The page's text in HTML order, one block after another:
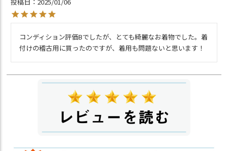
コンディション評価Bでしたが、とても綺麗なお着物でした。着
付けの稽古用に買ったのですが、着用も問題ないと思います！